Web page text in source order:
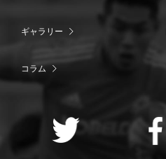
ギャラリー
コラム